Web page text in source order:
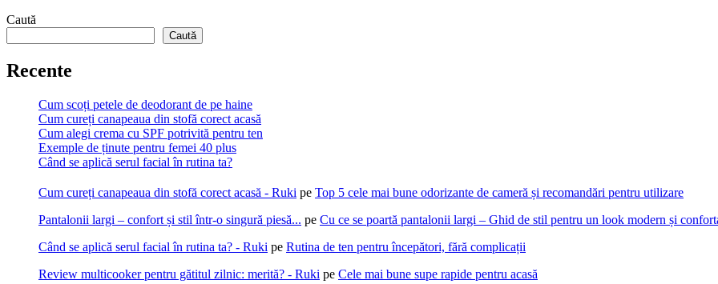
Caută
Caută
Recente
Cum scoți petele de deodorant de pe haine
Cum cureți canapeaua din stofă corect acasă
Cum alegi crema cu SPF potrivită pentru ten
Exemple de ținute pentru femei 40 plus
Când se aplică serul facial în rutina ta?
Cum cureți canapeaua din stofă corect acasă - Ruki pe Top 5 cele mai bune odorizante de cameră și recomandări pentru utilizare
Pantalonii largi – confort și stil într-o singură piesă... pe Cu ce se poartă pantalonii largi – Ghid de stil pentru un look modern și
Când se aplică serul facial în rutina ta? - Ruki pe Rutina de ten pentru începători, fără complicații
Review multicooker pentru gătitul zilnic: merită? - Ruki pe Cele mai bune supe rapide pentru acasă